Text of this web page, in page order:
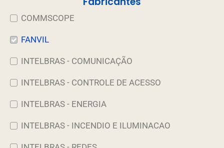
COMMSCOPE
FANVIL
INTELBRAS - COMUNICAÇÃO
INTELBRAS - CONTROLE DE ACESSO
INTELBRAS - ENERGIA
INTELBRAS - INCENDIO E ILUMINACAO